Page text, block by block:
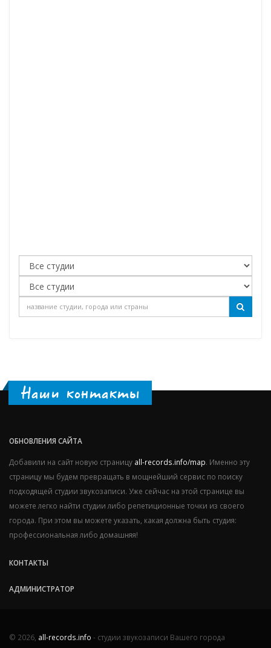
Наши контакты
ОБНОВЛЕНИЯ САЙТА
Добавили на сайт новую страницу all-records.info/map. Именно эту
страницу мы будем превращать в мощнейший сервис по поиску
подходящей студии звукозаписи. Уже сейчас на этой странице вы
можете легко найти студии либо репетиционные точки из своего
города. При этом вы можете указать, какая должна быть студия:
профессиональная либо домашняя!
КОНТАКТЫ
АДМИНИСТРАТОР
© 2026, all-records.info - студии звукозаписи Вашего города